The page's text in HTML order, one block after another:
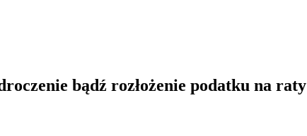
bądź rozłożenie podatku na raty